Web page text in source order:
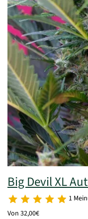
Big Devil XL
1
Von 32,00€